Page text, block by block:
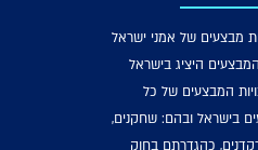
מבצעים של אמני ישראל
היציג בישראל
המבצעים של כל
בישראל ובהם: שחקנים,
כהגדרתם בחוק